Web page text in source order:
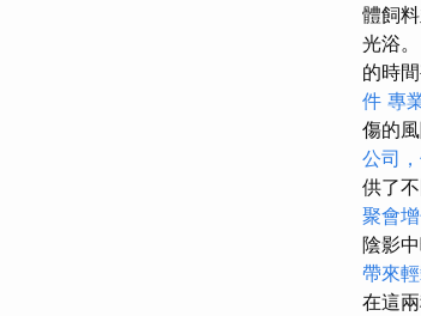
體飼
光浴。
的時
件 專
傷的風
公司
供了
聚會
陰影
帶來
在這